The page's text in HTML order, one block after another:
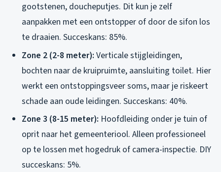
gootstenen, doucheputjes. Dit kun je zelf
aanpakken met een ontstopper of door de sifon los
te draaien. Succeskans: 85%.
Zone 2 (2-8 meter): Verticale stijgleidingen,
bochten naar de kruipruimte, aansluiting toilet. Hier
werkt een ontstoppingsveer soms, maar je riskeert
schade aan oude leidingen. Succeskans: 40%.
Zone 3 (8-15 meter): Hoofdleiding onder je tuin of
oprit naar het gemeenteriool. Alleen professioneel
op te lossen met hogedruk of camera-inspectie. DIY
succeskans: 5%.